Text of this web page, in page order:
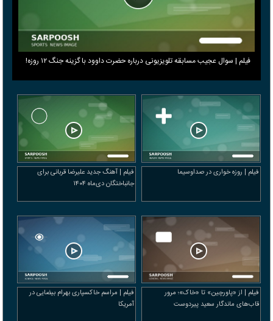
فیلم | سوال عجیب مسابقه تلویزیونی درباره حضرت داوود با گزینه جنگ ۱۲ روزه!
فیلم | روزه خواری در صداوسیما
فیلم | آهنگ جدید علیرضا قربانی برای
جانباختگان دی‌ماه ۱۴۰۴
فیلم | از «پاورچین» تا «خاک»؛ مرور
قاب‌های ماندگار سعید پیردوست
فیلم | مراسم خاکسپاری بهرام بیضایی در
آمریکا